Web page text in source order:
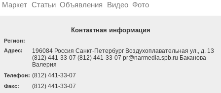
Маркет Статьи Объявления Видео Фото
Контактная информация
Регион:
Адрес:
196084 Россия Санкт-Петербург Воздухоплавательная ул., д. 13
(812) 441-33-07 (812) 441-33-07 pr@narmedia.spb.ru Баканова
Валерия
Телефон: (812) 441-33-07
Факс: (812) 441-33-07